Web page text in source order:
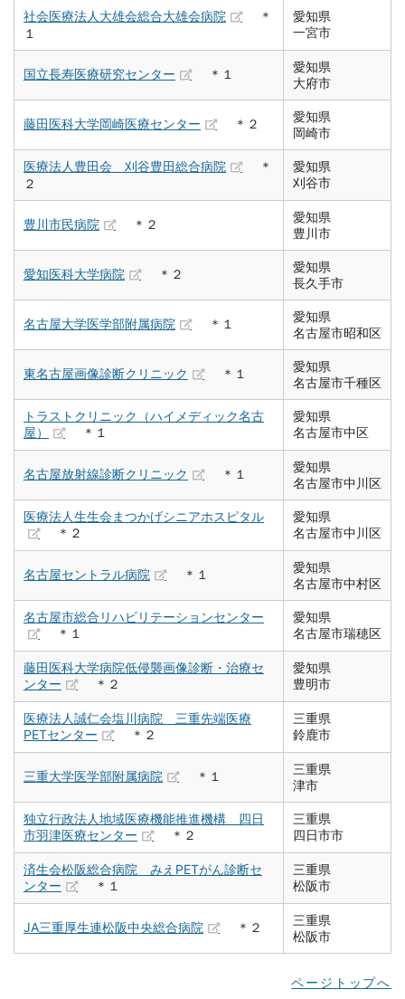
社会医療法人大雄会総合大雄会病院
＊
１
愛知県
一宮市
国立長寿医療研究センター ＊１
愛知県
大府市
藤田医科大学岡崎医療センター ＊２
愛知県
岡崎市
医療法人豊田会 刈谷豊田総合病院
＊
２
愛知県
刈谷市
豊川市民病院 ＊２
愛知県
豊川市
愛知医科大学病院 ＊２
愛知県
長久手市
名古屋大学医学部附属病院 ＊１
愛知県
名古屋市昭和区
東名古屋画像診断クリニック ＊１
愛知県
名古屋市千種区
トラストクリニック（ハイメディック名古
屋）
＊１
愛知県
名古屋市中区
名古屋放射線診断クリニック ＊１
愛知県
名古屋市中川区
医療法人生生会まつかげシニアホスピタル
＊２
愛知県
名古屋市中川区
名古屋セントラル病院 ＊１
愛知県
名古屋市中村区
名古屋市総合リハビリテーションセンター
＊１
愛知県
名古屋市瑞穂区
藤田医科大学病院低侵襲画像診断・治療セ
ンター
＊２
愛知県
豊明市
医療法人誠仁会塩川病院 三重先端医療
PETセンター
＊２
三重県
鈴鹿市
三重大学医学部附属病院 ＊１
三重県
津市
独立行政法人地域医療機能推進機構 四日
市羽津医療センター
＊２
三重県
四日市市
済生会松阪総合病院 みえPETがん診断セ
ンター
＊１
三重県
松阪市
JA三重厚生連松阪中央総合病院 ＊２
三重県
松阪市
ページトップへ